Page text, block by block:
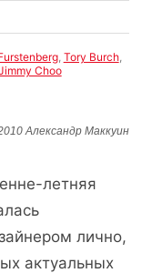
, Tory Burch,
Choo
Александр Маккуин
летняя
лично,
актуальных